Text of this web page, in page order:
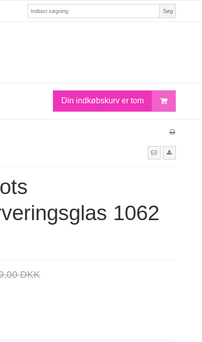
Søg
Din indkøbskurv er tom
1062
DKK